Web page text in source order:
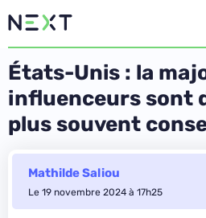
États-Unis : la
influenceurs sont
plus souvent
Mathilde Saliou
Le 19 novembre 2024 à 17h25